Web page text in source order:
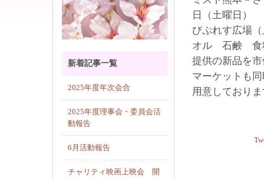
日（土曜日
びぷれす広場
オル
提供の新品を
マーケット
用意しており
新着記事一覧
2025年度年次会合
2025年度理事会・委員会活
動報告
6月活動報告
チャリティ映画上映会 開